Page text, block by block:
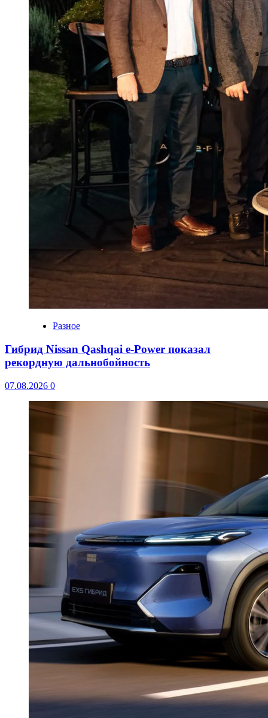
Разное
Гибрид Nissan Qashqai e-Power показал
рекордную дальнобойность
07.08.2026 0